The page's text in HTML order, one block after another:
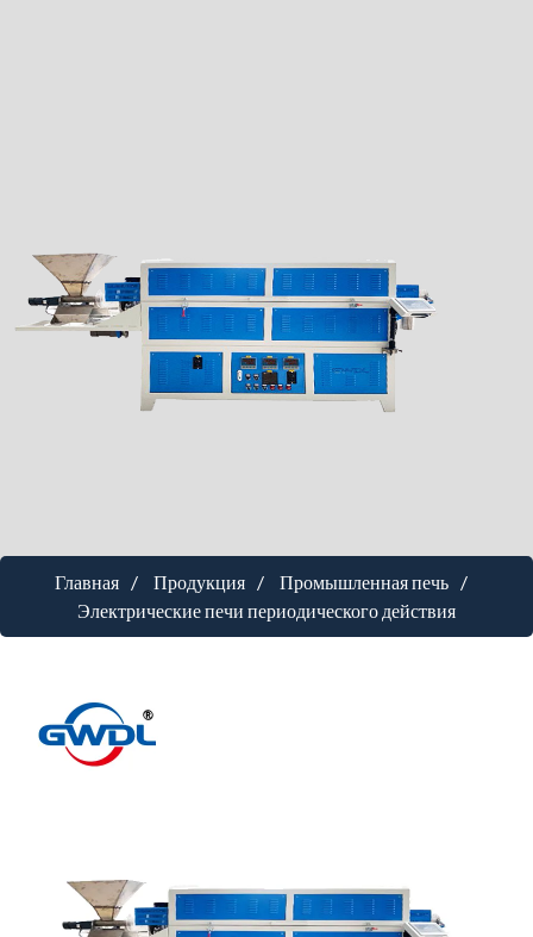
Главная Продукция
Промышленная печь
Электрические печи периодического действия